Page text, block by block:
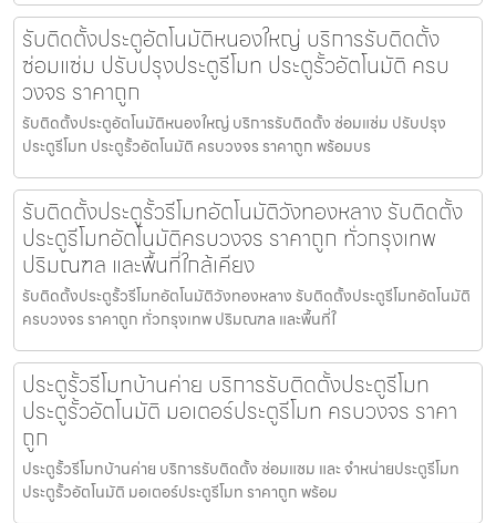
รับติดตั้งประตูอัตโนมัติหนองใหญ่ บริการรับติดตั้ง
ซ่อมแซ่ม ปรับปรุงประตูรีโมท ประตูรั้วอัตโนมัติ ครบ
วงจร ราคาถูก
รับติดตั้งประตูอัตโนมัติหนองใหญ่ บริการรับติดตั้ง ซ่อมแซ่ม ปรับปรุง
ประตูรีโมท ประตูรั้วอัตโนมัติ ครบวงจร ราคาถูก พร้อมบร
รับติดตั้งประตูรั้วรีโมทอัตโนมัติวังทองหลาง รับติดตั้ง
ประตูรีโมทอัตโนมัติครบวงจร ราคาถูก ทั่วกรุงเทพ
ปริมณฑล และพื้นที่ใกล้เคียง
รับติดตั้งประตูรั้วรีโมทอัตโนมัติวังทองหลาง รับติดตั้งประตูรีโมทอัตโนมัติ
ครบวงจร ราคาถูก ทั่วกรุงเทพ ปริมณฑล และพื้นที่ใ
ประตูรั้วรีโมทบ้านค่าย บริการรับติดตั้งประตูรีโมท
ประตูรั้วอัตโนมัติ มอเตอร์ประตูรีโมท ครบวงจร ราคา
ถูก
ประตูรั้วรีโมทบ้านค่าย บริการรับติดตั้ง ซ่อมแซม และ จำหน่ายประตูรีโมท
ประตูรั้วอัตโนมัติ มอเตอร์ประตูรีโมท ราคาถูก พร้อม